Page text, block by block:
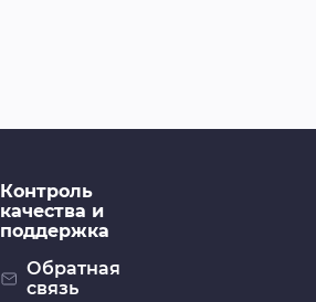
Контроль
качества и
поддержка
Обратная
связь